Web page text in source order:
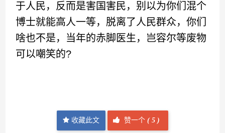
于人民，反而是害国害民，别以为你们混个
博士就能高人一等，脱离了人民群众，你们
啥也不是，当年的赤脚医生，岂容尔等废物
可以嘲笑的?
收藏此文 赞一个 (5 )